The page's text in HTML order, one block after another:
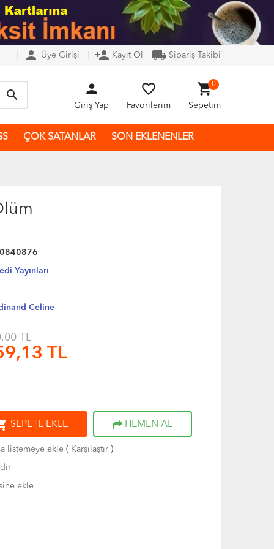
person Üye Girişi person_add Kayıt Ol local_shipping Sipariş Takibi
search person
Giriş Yap
favorite_border
Favorilerim
shopping_cart0
Sepetim
ÇOK SATANLAR SON EKLENENLER
Yayınları
Celine
TL
TL
SEPETE EKLE HEMEN AL
listemeye ekle( Karşılaştır)
ekle